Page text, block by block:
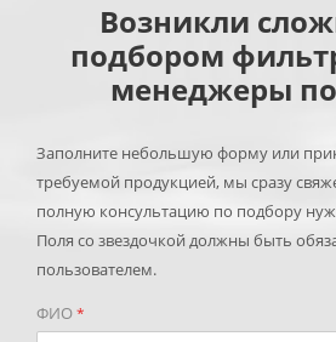
Возникли
подбором
менеджеры
Заполните небольшую форму или
требуемой продукцией, мы сразу
полную консультацию по подбору
Поля со звездочкой должны быть
пользователем.
ФИО*